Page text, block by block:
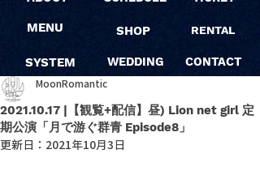
MENU
SYSTEM
SHOP
WEDDING
RENTAL
CONTACT
2021.10.17 |【観覧+配信】昼) Lion net girl 定
期公演「月で游ぐ群青 Episode8」
MoonRomantic
更新日： 2021年10月3日